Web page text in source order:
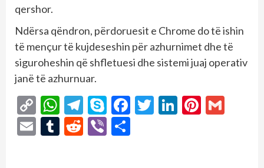
qershor.
Ndërsa qëndron, përdoruesit e Chrome do të ishin
të mençur të kujdeseshin për azhurnimet dhe të
siguroheshin që shfletuesi dhe sistemi juaj operativ
janë të azhurnuar.
Copy
Link
WhatsApp
Telegram
SkypeFacebook
Twitter
LinkedIn
EmailTumblr
Reddit
Viber